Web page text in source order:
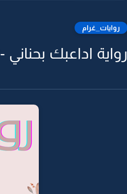
روايات_غرام
رواية اداعبك بحناني -43